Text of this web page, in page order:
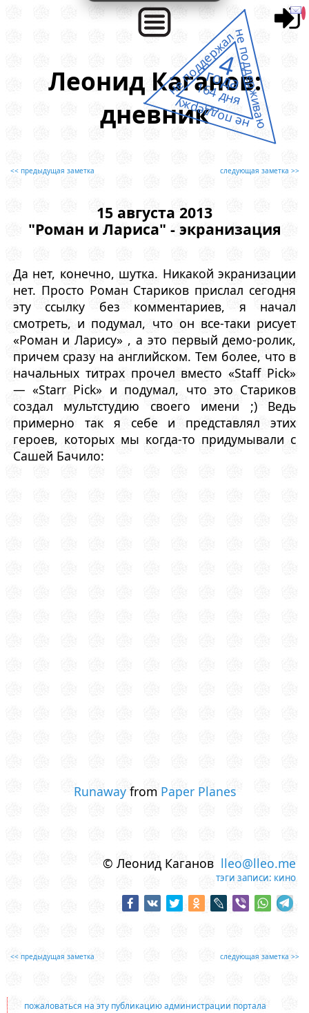
Леонид Каганов:
дневник
<< предыдущая заметка следующая заметка >>
15 августа 2013
"Роман и Лариса" - экранизация
Да нет, конечно, шутка. Никакой экранизации
нет. Просто Роман Стариков прислал сегодня
эту ссылку без комментариев, я начал
смотреть, и подумал, что он все-таки рисует
«Роман и Ларису» , а это первый демо-ролик,
причем сразу на английском. Тем более, что в
начальных титрах прочел вместо «Staff Pick»
— «Starr Pick» и подумал, что это Стариков
создал мультстудию своего имени ;) Ведь
примерно так я себе и представлял этих
героев, которых мы когда-то придумывали с
Сашей Бачило:
Runawayfrom Paper Planes
© Леонид Каганов lleo@lleo.me
тэги записи: кино
<< предыдущая заметка следующая заметка >>
пожаловаться на эту публикацию администрации портала
не поддержалне поддерживаю
не поддержу
4
года
164 дня